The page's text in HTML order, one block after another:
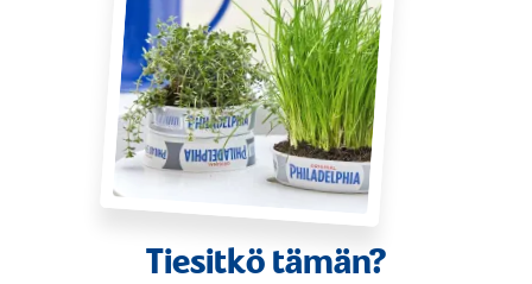
Tiesitkö tämän?